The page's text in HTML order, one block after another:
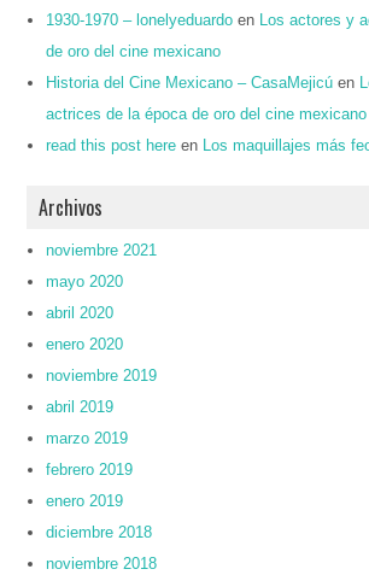
1930-1970 – lonelyeduardo en
Los actores y
de oro del cine mexicano
Historia del Cine Mexicano – CasaMejicú en
actrices de la época de oro del cine mexicano
read this post here en Los maquillajes más
Archivos
noviembre 2021
mayo 2020
abril 2020
enero 2020
noviembre 2019
abril 2019
marzo 2019
febrero 2019
enero 2019
diciembre 2018
noviembre 2018